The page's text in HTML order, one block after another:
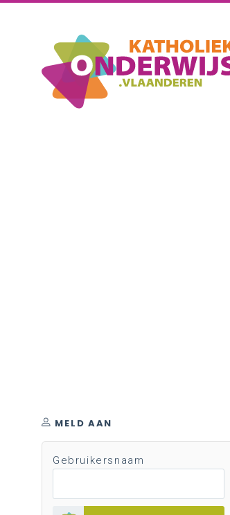
MELD AAN
Gebruikersnaam